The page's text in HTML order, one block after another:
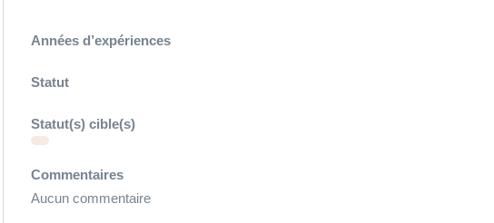
Années d’expériences
Statut
Statut(s) cible(s)
Commentaires
Aucun commentaire